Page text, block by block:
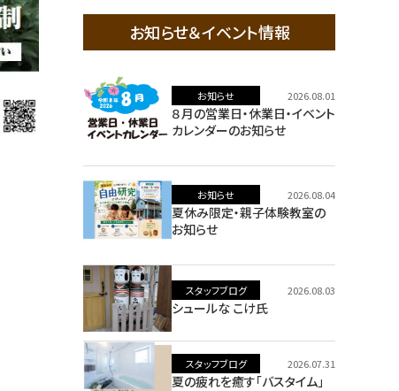
お知らせ＆イベント情報
お知らせ 2026.08.01
８月の営業日・休業日・イベント
カレンダーのお知らせ
お知らせ 2026.08.04
夏休み限定・親子体験教室の
お知らせ
スタッフブログ 2026.08.03
シュールな こけ氏
スタッフブログ 2026.07.31
夏の疲れを癒す「バスタイム」